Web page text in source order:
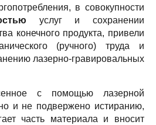
в совокупности
услуг и сохранении
конечного продукта, привели
(ручного) труда и
лазерно-гравировальных
с помощью лазерной
и не подвержено истиранию,
часть материала и вносит